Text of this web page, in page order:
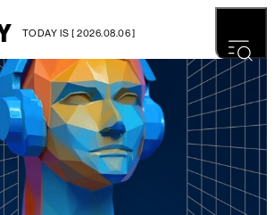
TODAY IS [ 2026.08.06 ]